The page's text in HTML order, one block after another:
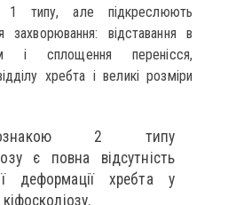
1 типу, але підкреслюють
захворювання: відставання в
і сплощення перенісся,
хребта і великі розміри
2 типу
є повна відсутність
деформації хребта у